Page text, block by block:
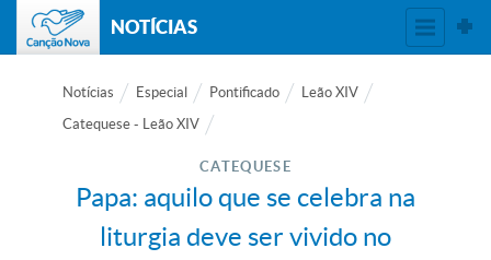
NOTÍCIAS
Notícias Especial Pontificado
Leão XIV
Catequese - Leão XIV
CATEQUESE
Papa: aquilo que se celebra na
liturgia deve ser vivido no